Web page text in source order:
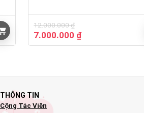
12.000.000₫
Giá
gốc
7.000.000 ₫Giá
hiện
THÔNG TIN
Cộng Tác Viên